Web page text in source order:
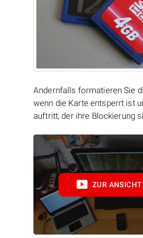
Andernfalls formatieren Sie
wenn die Karte entsperrt ist
auftritt, der ihre Blockierung
ZUR ANSICHT